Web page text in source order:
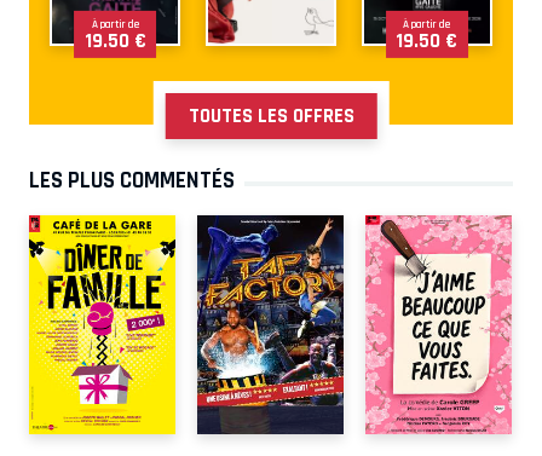
À partir de
19.50 €
À partir de
19.50 €
TOUTES LES OFFRES
LES PLUS COMMENTÉS